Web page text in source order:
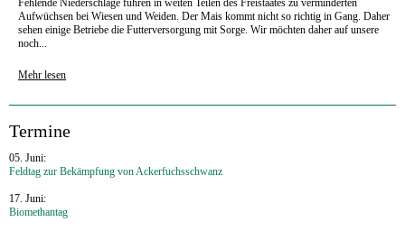
Fehlende Niederschläge führen in weiten Teilen des Freistaates zu verminderten
Aufwüchsen bei Wiesen und Weiden. Der Mais kommt nicht so richtig in Gang. Daher
sehen einige Betriebe die Futterversorgung mit Sorge. Wir möchten daher auf unsere
noch...
Mehr lesen
Termine
05. Juni:
Feldtag zur Bekämpfung von Ackerfuchsschwanz
17. Juni:
Biomethantag